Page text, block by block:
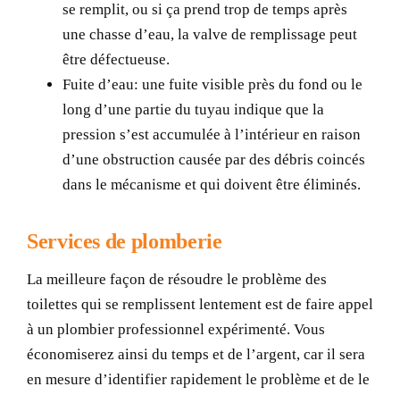
se remplit, ou si ça prend trop de temps après
une chasse d’eau, la valve de remplissage peut
être défectueuse.
Fuite d’eau: une fuite visible près du fond ou le
long d’une partie du tuyau indique que la
pression s’est accumulée à l’intérieur en raison
d’une obstruction causée par des débris coincés
dans le mécanisme et qui doivent être éliminés.
Services de plomberie
La meilleure façon de résoudre le problème des
toilettes qui se remplissent lentement est de faire appel
à un plombier professionnel expérimenté. Vous
économiserez ainsi du temps et de l’argent, car il sera
en mesure d’identifier rapidement le problème et de le